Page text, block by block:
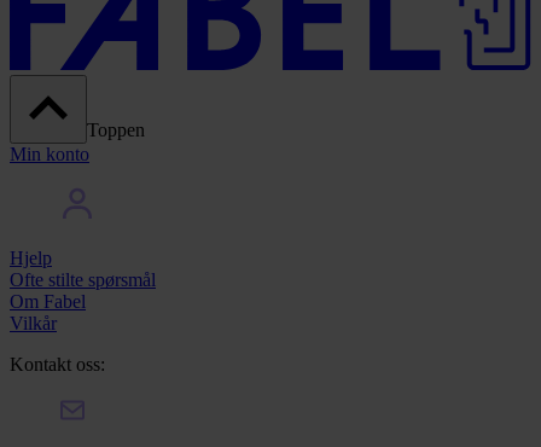
Toppen
Min konto
Hjelp
Ofte stilte spørsmål
Om Fabel
Vilkår
Kontakt oss: